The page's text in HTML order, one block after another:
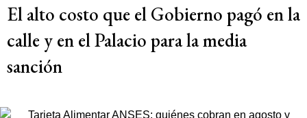
El alto costo que el Gobierno pagó en la
calle y en el Palacio para la media
sanción